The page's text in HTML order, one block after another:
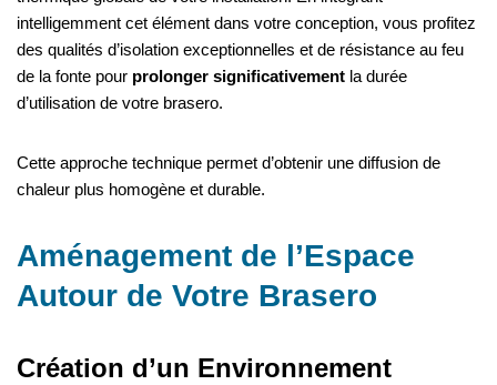
intelligemment cet élément dans votre conception, vous profitez
des qualités d’isolation exceptionnelles et de résistance au feu
de la fonte pour prolonger significativement la durée
d’utilisation de votre brasero.
Cette approche technique permet d’obtenir une diffusion de
chaleur plus homogène et durable.
Aménagement de l’Espace
Autour de Votre Brasero
Création d’un Environnement